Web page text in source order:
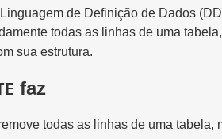
de Definição de Dados
todas as linhas de uma
sua estrutura.
faz
todas as linhas de uma tabela,